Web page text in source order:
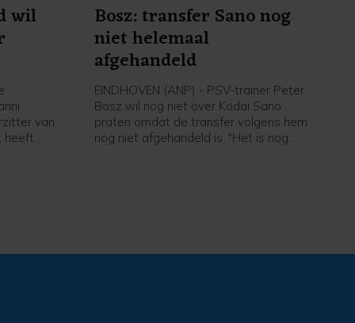
wil
van
heeft
Bosz: transfer Sano nog
niet helemaal
afgehandeld
EINDHOVEN (ANP) - PSV-trainer Peter
Bosz wil nog niet over Kodai Sano
praten omdat de transfer volgens hem
nog niet afgehandeld is. "Het is nog